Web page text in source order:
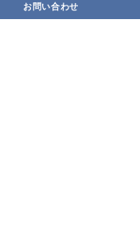
お問い合わせ